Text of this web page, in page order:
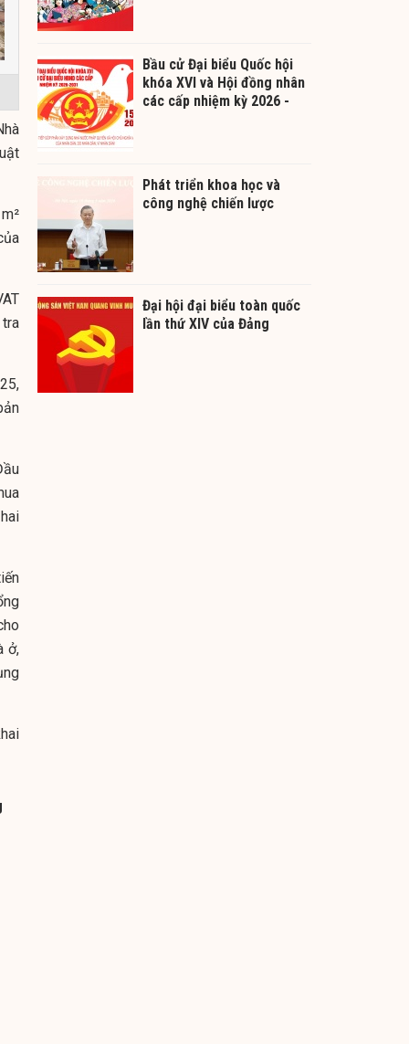
ở,
Bầu cử Đại biểu Quốc hội
khóa XVI và Hội đồng nhân
các cấp nhiệm kỳ 2026 -
Phát triển khoa học và
công nghệ chiến lược
Đại hội đại biểu toàn quốc
lần thứ XIV của Đảng